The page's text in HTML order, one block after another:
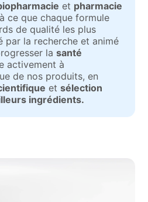
et pharmacie
ce que chaque formule
de qualité les plus
par la recherche et animé
lasanté
activement à
de nos produits, en
etsélection
ingrédients.